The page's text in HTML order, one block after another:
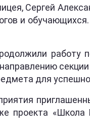
Сергей
и
работу
для
проекта